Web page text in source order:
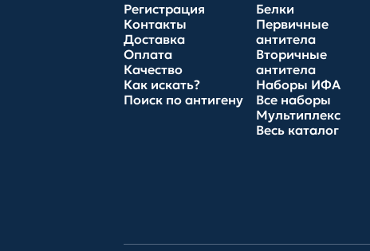
Регистрация
Контакты
Доставка
Оплата
Качество
Как искать?
Поиск по антигену
Белки
Первичные
антитела
Вторичные
антитела
Наборы ИФА
Все наборы
Мультиплекс
Весь каталог